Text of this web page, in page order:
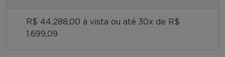
R$ 44.288,00 à vista ou até 30x de R$
1.699,09